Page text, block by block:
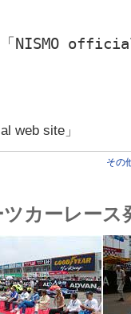
「NISMO
web site」
その
カーレース